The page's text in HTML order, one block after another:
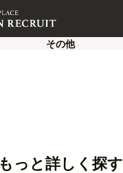
その他
もっと詳しく探す